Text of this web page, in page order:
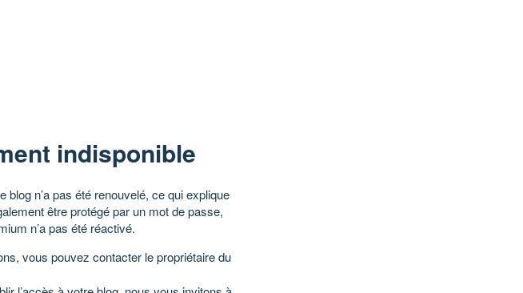
indisponible
blog n’a pas été renouvelé, ce qui explique
être protégé par un mot de passe,
n’a pas été réactivé.
vous pouvez contacter le propriétaire du